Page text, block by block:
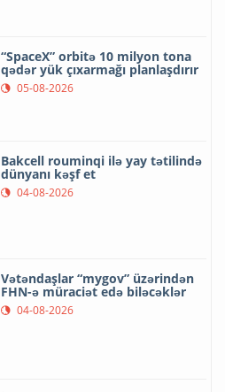
“SpaceX” orbitə 10 milyon tona
qədər yük çıxarmağı planlaşdırır
05-08-2026
Bakcell rouminqi ilə yay tətilində
dünyanı kəşf et
04-08-2026
Vətəndaşlar “mygov” üzərindən
FHN-ə müraciət edə biləcəklər
04-08-2026